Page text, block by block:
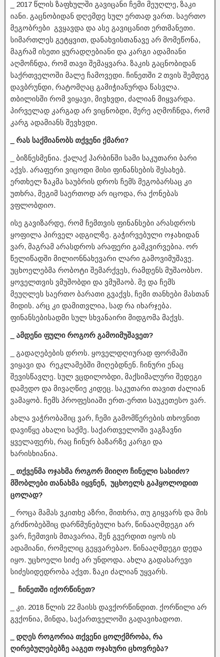
_ 2017 წლის ზაფხულში გავიცანი ჩემი მეუღლე, ზაკი
იანი. გაცნობიდან დღემდე სულ ერთად ვართ. საერთო
მეგობრები გვყავდა და ასე გავიცანით ერთმანეთი.
სიმართლეს გეტყვით, დანახვისთანავე არ მომეწონა,
მაგრამ ისეთი ყურადღებიანი და კარგი ადამიანი
აღმოჩნდა, რომ თავი შემაყვარა. ზაკის გაცნობიდან
საქრთველოში მალე ჩამოვედი. ჩინეთში 2 თვის შემდეგ
დავბრუნდი, რატომღაც გამიჭიანურდა წასვლა.
თბილისში რომ ვიყავი, მივხვდი, ძალიან მიყვარდა.
პირველად კარგად არ ვიცნობდი, მერე აღმოჩნდა, რომ
კარგ ადამიანს შევხვდი.
_ რას საქმიანობს თქვენი ქმარი?
_ ბიზნესმენია. ქალაქ ჰარბინში სამი საკუთარი ბარი
აქვს. არაფერი ვიცოდი მისი ფინანსების შესახებ.
ერთხელ ზაკმა საუბრის დროს ჩემს მეგობარსაც კი
უთხრა, მეგიმ საერთოდ არ იცოდა, რა ქონებას
ვფლობდიო.
ისე გავიზარდე, რომ ჩემთვის ფინანსები არასდროს
ყოფილა პირველ ადგილზე. გაჭირვებული ოჯახიდან
ვარ, მაგრამ არასდროს არაფერი გამკვირვებია. ორ
წელიწადში მილიონნახევარი ლარი გამოვიმუშავე.
უცხოელებმა რობოტი შემარქვეს, რამდენს მუშაობსო.
ყოველთვის ვმუშობდი და ვმუშაობ. მე და ჩემს
მეუღლეს საერთო ბარათი გვაქვს, ჩემი თანხები მასთან
მიდის. არც კი დამითვლია, სად რა იხარჯება.
ფინანსებისადმი სულ სხვანაირი მიდგომა მაქვს.
_ ამდენი ფული როგორ გამოიმუშავეთ?
_ გადაღებების დროს. ყოველდღიურად ფორმაში
ვიყავი და რეკლამებში მიღებდნენ. ჩინური ენაც
შევისწავლე. სულ ვცდილობდი, მაქსიმალური შედეგი
დამედო და მივაღწიე კიდეც. საკუთარი თავით ძალიან
ვამაყობ. ჩემს პროფესიაში ერთ-ერთი საუკეთესო ვარ.
ახლა ვაჭრობაშიც ვარ, ჩემი გამომწერების თხოვნით
დავიწყე ახალი საქმე. საქართველოში ვაგზავნი
ყველაფერს, რაც ჩინურ ბაზარზე კარგი და
ხარისხიანია.
_ თქვენმა ოჯახმა როგორ მიიღო ჩინელი სასიძო?
მშობლები თანახმა იყვნენ, უცხოელს გაჰყოლოდით
ცოლად?
_ როცა მამას ვკითხე აზრი, მითხრა, თუ გიყვარს და მის
გრძნობებშიც დარწმუნებული ხარ, წინააღმდეგი არ
ვარ, ჩემთვის მთავარია, შენ გვერდით იყოს ის
ადამიანი, რომელიც გეყვარებაო. წინააღმდეგი დედა
იყო. უცხოელი სიძე არ უნდოდა. ახლა გადასარევი
სიძესიდედრობა აქვთ. ზაკი ძალიან უყვარს.
_ ჩინეთში იქორწინეთ?
_ კი. 2018 წლის 22 მაისს დავქორწინდით. ქორწილი არ
გვქონია, მინდა, საქართველოში გადავიხადოთ.
_ დღეს როგორია თქვენი ცოლქმრობა, რა
ღირებულებებზე ააგეთ ოჯახური ცხოვრება?